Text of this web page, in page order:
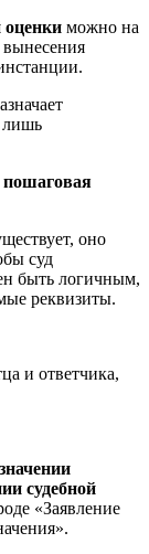
оценки можно на
вынесения
лишь
пошаговая
оно
суд
быть логичным,
реквизиты.
и ответчика,
судебной
«Заявление